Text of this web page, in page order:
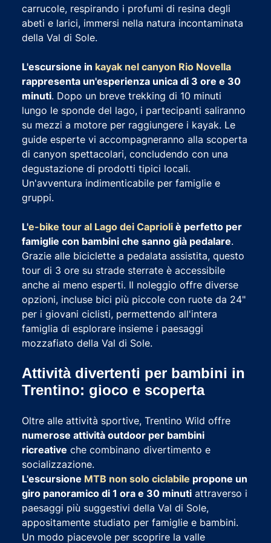
carrucole, respirando i profumi di resina degli
abeti e larici, immersi nella natura incontaminata
della Val di Sole.
L'escursione in kayak nel canyon Rio Novella
rappresenta un'esperienza unica di 3 ore e 30
minuti. Dopo un breve trekking di 10 minuti
lungo le sponde del lago, i partecipanti saliranno
su mezzi a motore per raggiungere i kayak. Le
guide esperte vi accompagneranno alla scoperta
di canyon spettacolari, concludendo con una
degustazione di prodotti tipici locali.
Un'avventura indimenticabile per famiglie e
gruppi.
L'e-bike tour al Lago dei Caprioli è perfetto per
famiglie con bambini che sanno già pedalare.
Grazie alle biciclette a pedalata assistita, questo
tour di 3 ore su strade sterrate è accessibile
anche ai meno esperti. Il noleggio offre diverse
opzioni, incluse bici più piccole con ruote da 24"
per i giovani ciclisti, permettendo all'intera
famiglia di esplorare insieme i paesaggi
mozzafiato della Val di Sole.
Attività divertenti per bambini in
Trentino: gioco e scoperta
Oltre alle attività sportive, Trentino Wild offre
numerose attività outdoor per bambini
ricreative che combinano divertimento e
socializzazione.
L'escursione MTB non solo ciclabile propone un
giro panoramico di 1 ora e 30 minuti attraverso i
paesaggi più suggestivi della Val di Sole,
appositamente studiato per famiglie e bambini.
Un modo piacevole per scoprire la valle